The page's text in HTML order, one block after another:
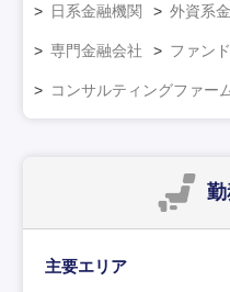
日系金融機関 外資系
専門金融会社 ファン
コンサルティングファー
主要エリア